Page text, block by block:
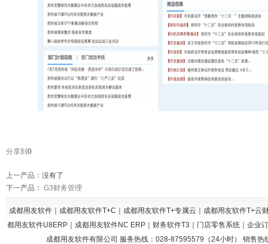
分享到 0
上一产品 ：没有了
下一产品 ： G3财务管理
成都用友软件｜成都用友软件T+C｜成都用友软件T+专属云｜成都用友软件T+
都用友软件U8ERP｜成都用友软件NC ERP｜财务软件T3｜门店零售系统｜企
成都用友软件有限公司 服务热线：028-87595579（24小时） 销售